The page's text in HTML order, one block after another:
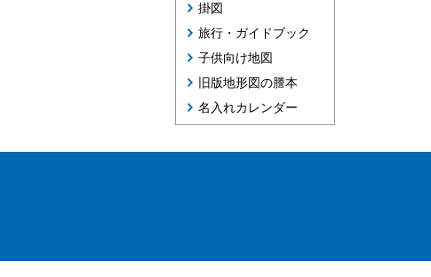
掛図
旅行・ガイドブック
子供向け地図
旧版地形図の謄本
名入れカレンダー